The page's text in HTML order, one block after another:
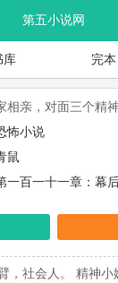
第五小说网
库 完本
相亲，对面三个精
怖小说
鼠
一百一十一章：幕
，社会人。 精神小